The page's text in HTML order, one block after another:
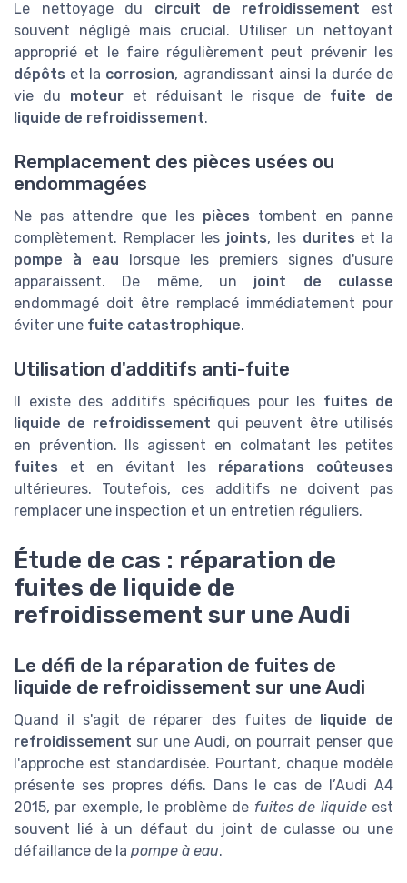
Le nettoyage du circuit de refroidissement est
souvent négligé mais crucial. Utiliser un nettoyant
approprié et le faire régulièrement peut prévenir les
dépôts et la corrosion, agrandissant ainsi la durée de
vie du moteuret réduisant le risque de fuite de
liquide de refroidissement.
Remplacement des pièces usées ou
endommagées
Ne pas attendre que les pièces tombent en panne
complètement. Remplacer les joints, les durites et la
pompe à eau lorsque les premiers signes d'usure
apparaissent. De même, un joint de culasse
endommagé doit être remplacé immédiatement pour
éviter une fuite catastrophique.
Utilisation d'additifs anti-fuite
Il existe des additifs spécifiques pour les fuites de
liquide de refroidissement qui peuvent être utilisés
en prévention. Ils agissent en colmatant les petites
fuites et en évitant les réparations coûteuses
ultérieures. Toutefois, ces additifs ne doivent pas
remplacer une inspection et un entretien réguliers.
Étude de cas : réparation de
fuites de liquide de
refroidissement sur une Audi
Le défi de la réparation de fuites de
liquide de refroidissement sur une Audi
Quand il s'agit de réparer des fuites de liquide de
refroidissement sur une Audi, on pourrait penser que
l'approche est standardisée. Pourtant, chaque modèle
présente ses propres défis. Dans le cas de l’Audi A4
2015, par exemple, le problème de fuites de liquideest
souvent lié à un défaut du joint de culasse ou une
défaillance de la pompe à eau.